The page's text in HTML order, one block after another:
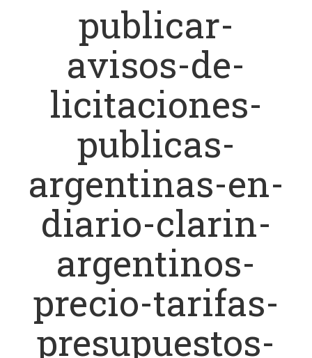
publicar-
avisos-de-
licitaciones-
publicas-
argentinas-en-
diario-clarin-
argentinos-
precio-tarifas-
presupuestos-